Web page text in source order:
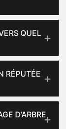
QUEL
RÉPUTÉE
D’ARBRE